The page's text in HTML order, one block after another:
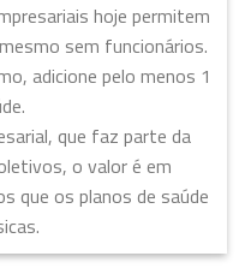
hoje permitem
sem funcionários.
adicione pelo menos 1
que faz parte da
o valor é em
que os planos de saúde